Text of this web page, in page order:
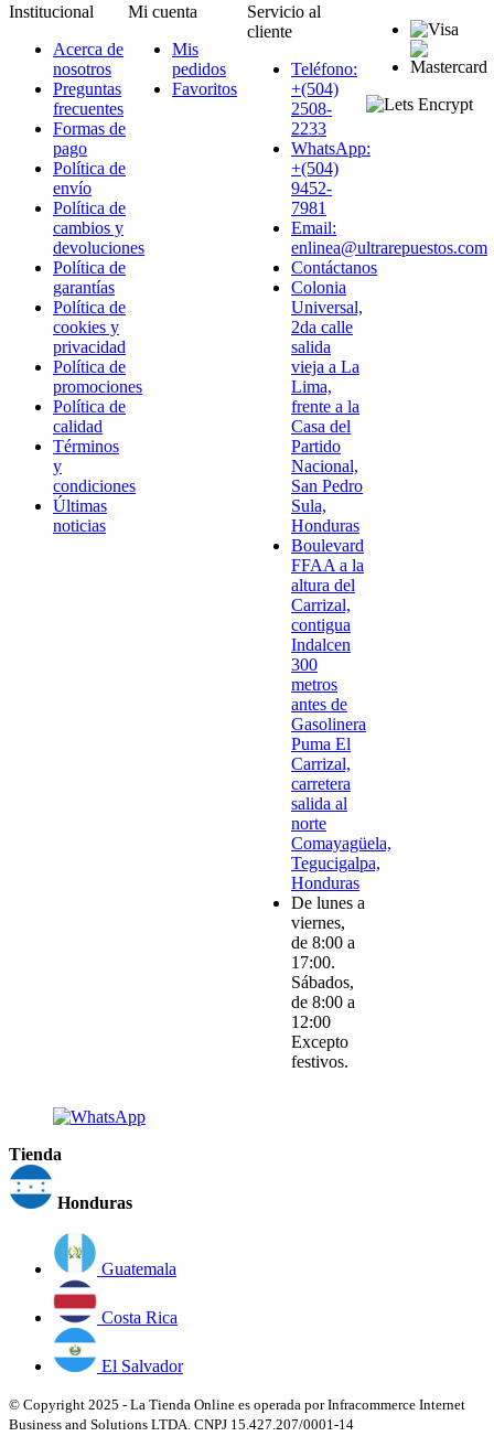
Institucional
Acerca de
nosotros
Preguntas
frecuentes
Formas de
pago
Política de
envío
Política de
cambios y
devoluciones
Política de
garantías
Política de
cookies y
privacidad
Política de
promociones
Política de
calidad
Términos
y
condiciones
Últimas
noticias
Mi cuenta
Mis
pedidos
Favoritos
Servicio al
cliente
Teléfono:
+(504)
2508-
2233
WhatsApp:
+(504)
9452-
7981
Email:
enlinea@ultrarepuestos.com
Contáctanos
Colonia
Universal,
2da calle
salida
vieja a La
Lima,
frente a la
Casa del
Partido
Nacional,
San Pedro
Sula,
Honduras
Boulevard
FFAA a la
altura del
Carrizal,
contigua
Indalcen
300
metros
antes de
Gasolinera
Puma El
Carrizal,
carretera
salida al
norte
Comayagüela,
Tegucigalpa,
Honduras
De lunes a
viernes,
de 8:00 a
17:00.
Sábados,
de 8:00 a
12:00
Excepto
festivos.
Tienda
Honduras
Guatemala
Costa Rica
El Salvador
© Copyright 2025 - La Tienda Online es operada por Infracommerce Internet
Business and Solutions LTDA. CNPJ 15.427.207/0001-14